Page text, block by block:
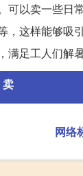
可以卖一些日
，这样能够吸
足工人们解
卖
网络